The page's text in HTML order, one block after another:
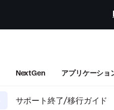
NextGen アプリケーショ
サポート終了/移行ガイド